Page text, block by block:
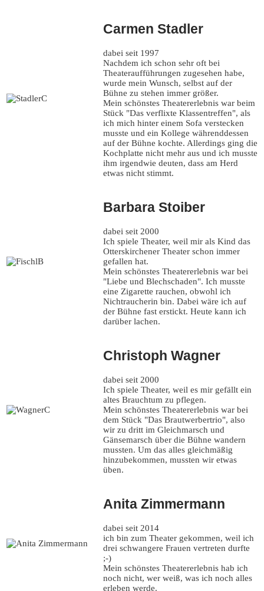
Carmen Stadler
dabei seit 1997
Nachdem ich schon sehr oft bei
Theateraufführungen zugesehen habe,
wurde mein Wunsch, selbst auf der
Bühne zu stehen immer größer.
Mein schönstes Theatererlebnis war beim
Stück "Das verflixte Klassentreffen", als
ich mich hinter einem Sofa verstecken
musste und ein Kollege währenddessen
auf der Bühne kochte. Allerdings ging die
Kochplatte nicht mehr aus und ich musste
ihm irgendwie deuten, dass am Herd
etwas nicht stimmt.
Barbara Stoiber
dabei seit 2000
Ich spiele Theater, weil mir als Kind das
Otterskirchener Theater schon immer
gefallen hat.
Mein schönstes Theatererlebnis war bei
"Liebe und Blechschaden". Ich musste
eine Zigarette rauchen, obwohl ich
Nichtraucherin bin. Dabei wäre ich auf
der Bühne fast erstickt. Heute kann ich
darüber lachen.
Christoph Wagner
dabei seit 2000
Ich spiele Theater, weil es mir gefällt ein
altes Brauchtum zu pflegen.
Mein schönstes Theatererlebnis war bei
dem Stück "Das Brautwerbertrio", also
wir zu dritt im Gleichmarsch und
Gänsemarsch über die Bühne wandern
mussten. Um das alles gleichmäßig
hinzubekommen, mussten wir etwas
üben.
Anita Zimmermann
dabei seit 2014
ich bin zum Theater gekommen, weil ich
drei schwangere Frauen vertreten durfte
;-)
Mein schönstes Theatererlebnis hab ich
noch nicht, wer weiß, was ich noch alles
erleben werde.